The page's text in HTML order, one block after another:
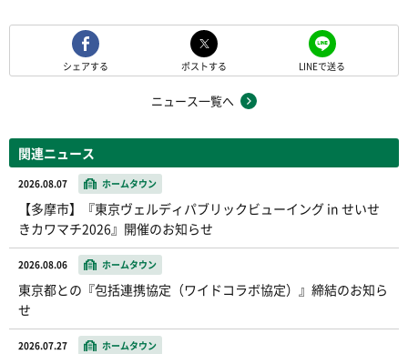
シェアする ポストする LINEで送る
ニュース一覧へ
関連ニュース
2026.08.07 ホームタウン
【多摩市】『東京ヴェルディパブリックビューイング in せいせ
きカワマチ2026』開催のお知らせ
2026.08.06 ホームタウン
東京都との『包括連携協定（ワイドコラボ協定）』締結のお知ら
せ
2026.07.27 ホームタウン